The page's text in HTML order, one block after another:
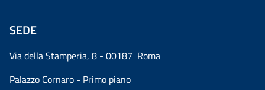
SEDE
Via della Stamperia, 8 - 00187 Roma
Palazzo Cornaro - Primo piano